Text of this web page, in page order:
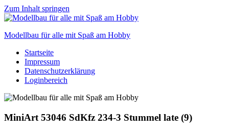
Zum Inhalt springen
Modellbau für alle mit Spaß am Hobby
Scale
modelling
to
Startseite
Impressum
Datenschutzerklärung
Loginbereich
MiniArt 53046 SdKfz 234-3 Stummel late (9)